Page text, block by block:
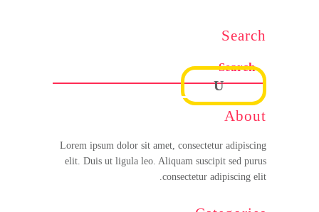
Search
About
Lorem ipsum dolor sit amet, consectetur adipiscing
elit. Duis ut ligula leo. Aliquam suscipit sed purus
consectetur adipiscing elit.